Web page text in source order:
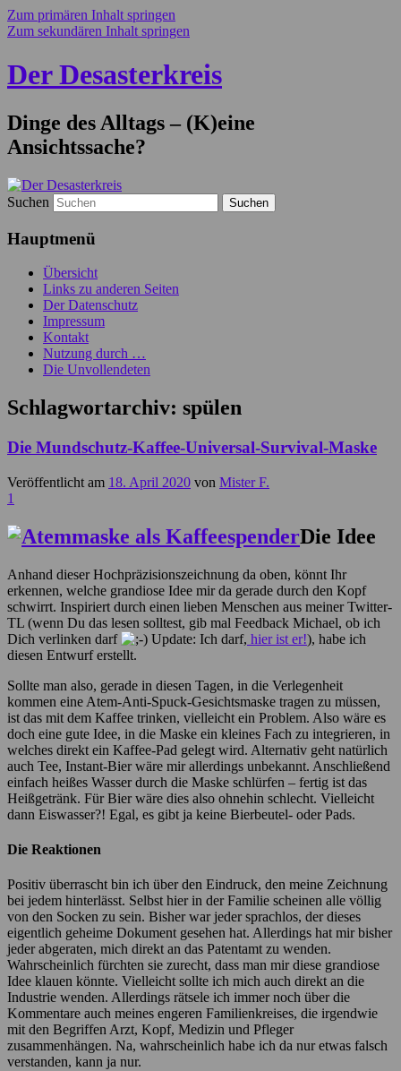
Zum primären Inhalt springen
Zum sekundären Inhalt springen
Der Desasterkreis
Dinge des Alltags – (K)eine
Ansichtssache?
Suchen
Hauptmenü
Übersicht
Links zu anderen Seiten
Der Datenschutz
Impressum
Kontakt
Nutzung durch …
Die Unvollendeten
Schlagwortarchiv: spülen
Die Mundschutz-Kaffee-Universal-Survival-Maske
Veröffentlicht am 18. April 2020 von Mister F.
1
Die Idee
Anhand dieser Hochpräzisionszeichnung da oben, könnt Ihr
erkennen, welche grandiose Idee mir da gerade durch den Kopf
schwirrt. Inspiriert durch einen lieben Menschen aus meiner Twitter-
TL (wenn Du das lesen solltest, gib mal Feedback Michael, ob ich
Dich verlinken darf
Update: Ich darf, hier ist er!), habe ich
diesen Entwurf erstellt.
Sollte man also, gerade in diesen Tagen, in die Verlegenheit
kommen eine Atem-Anti-Spuck-Gesichtsmaske tragen zu müssen,
ist das mit dem Kaffee trinken, vielleicht ein Problem. Also wäre es
doch eine gute Idee, in die Maske ein kleines Fach zu integrieren, in
welches direkt ein Kaffee-Pad gelegt wird. Alternativ geht natürlich
auch Tee, Instant-Bier wäre mir allerdings unbekannt. Anschließend
einfach heißes Wasser durch die Maske schlürfen – fertig ist das
Heißgetränk. Für Bier wäre dies also ohnehin schlecht. Vielleicht
dann Eiswasser?! Egal, es gibt ja keine Bierbeutel- oder Pads.
Die Reaktionen
Positiv überrascht bin ich über den Eindruck, den meine Zeichnung
bei jedem hinterlässt. Selbst hier in der Familie scheinen alle völlig
von den Socken zu sein. Bisher war jeder sprachlos, der dieses
eigentlich geheime Dokument gesehen hat. Allerdings hat mir bisher
jeder abgeraten, mich direkt an das Patentamt zu wenden.
Wahrscheinlich fürchten sie zurecht, dass man mir diese grandiose
Idee klauen könnte. Vielleicht sollte ich mich auch direkt an die
Industrie wenden. Allerdings rätsele ich immer noch über die
Kommentare auch meines engeren Familienkreises, die irgendwie
mit den Begriffen Arzt, Kopf, Medizin und Pfleger
zusammenhängen. Na, wahrscheinlich habe ich da nur etwas falsch
verstanden, kann ja nur.